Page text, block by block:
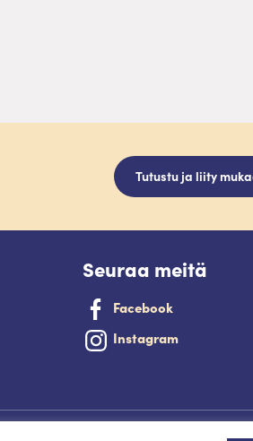
Tutustu ja liity
Seuraa meitä
Facebook
Instagram